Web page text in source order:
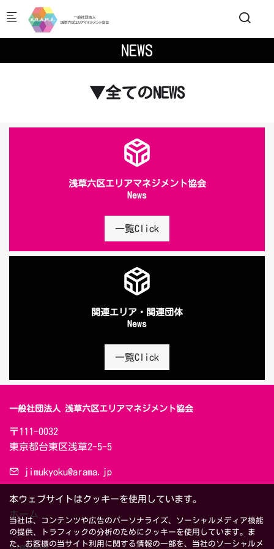
Skip to main content
NEWS
▼全てのNEWS
浅草六区エリアマネジメント協会
News
一覧Click
関連エリア・関連団体
News
一覧Click
一般社団法人 浅草六区エリアマネジメント協会
〒111-0032
東京都台東区浅草2-5-5
jimukyoku@arama.jp
ホーム
本ウェブサイトはクッキーを使用しています。
当社は、コンテンツや広告のパーソナライズ、ソーシャルメディア機能
の提供、トラフィックの分析のためにクッキーを使用しています。ま
た、お客様の当サイト利用に関する情報の一部を、当社のソーシャルメ